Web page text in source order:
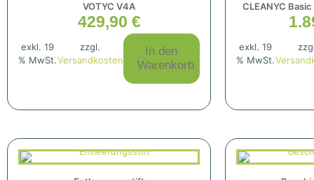
VOTYC V4A
429,90 €
exkl. 19
% MwSt.
zzgl.
Versandkosten
In den
Warenkorb
CLEANYC
exkl. 19
% MwSt.
Besuchs so
möglich
ablehnen,
von der
Website.